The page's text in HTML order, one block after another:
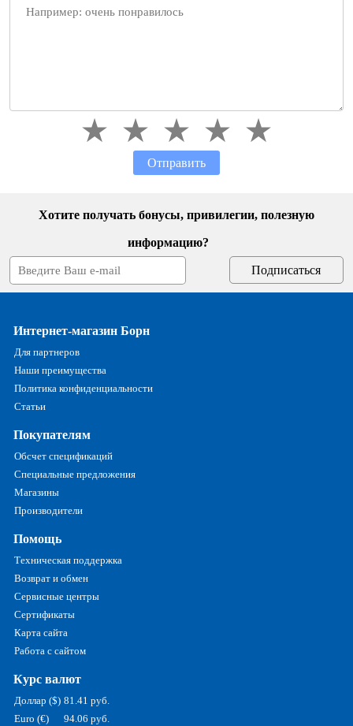
Отправить
Хотите получать бонусы, привилегии, полезную
информацию?
Интернет-магазин Борн
Для партнеров
Наши преимущества
Политика конфиденциальности
Статьи
Покупателям
Обсчет спецификаций
Специальные предложения
Магазины
Производители
Помощь
Техническая поддержка
Возврат и обмен
Сервисные центры
Сертификаты
Карта сайта
Работа с сайтом
Курс валют
Доллар ($) 81.41 руб.
Euro (€)
94.06 руб.